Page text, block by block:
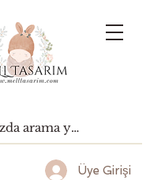
Üye Girişi